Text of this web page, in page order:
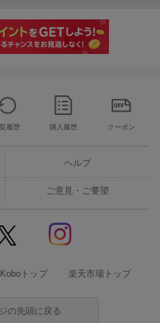
履歴 購入履歴 クーポン
ヘルプ
ご意見・ご要望
トップ 楽天市場トップ
の先頭に戻る